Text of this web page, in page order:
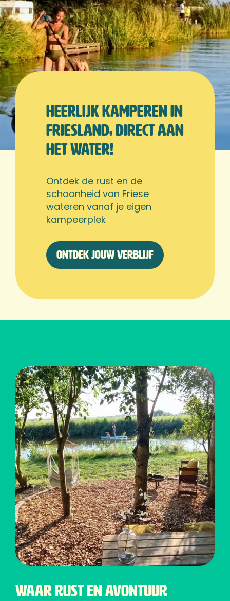
Heerlijk kamperen in
Friesland, Direct aan
het water!
Ontdek de rust en de
schoonheid van Friese
wateren vanaf je eigen
kampeerplek
Ontdek jouw verblijf
Waar rust en avontuur